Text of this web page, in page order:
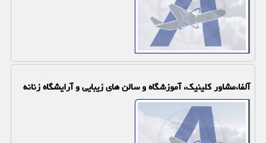
آلفا،مشاور کلینیک، آموزشگاه و سالن های زیبایی و آرایشگاه زنانه